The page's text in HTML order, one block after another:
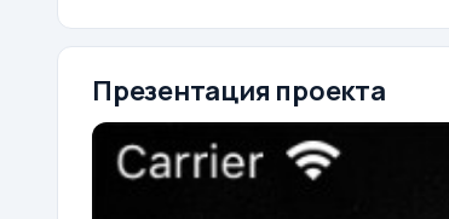
Презентация проекта